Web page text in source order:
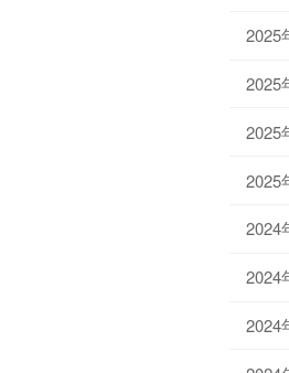
2025
2025
2025
2025
2024
2024
2024